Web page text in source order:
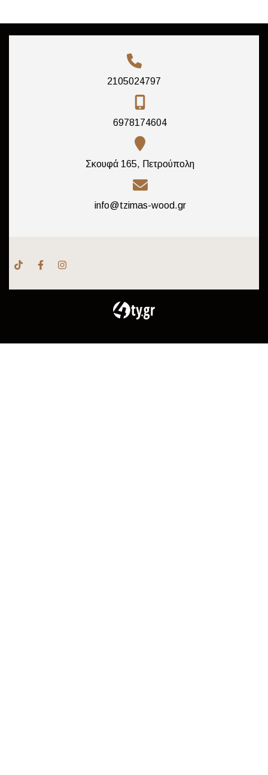
2105024797
6978174604
Σκουφά 165, Πετρούπολη
info@tzimas-wood.gr